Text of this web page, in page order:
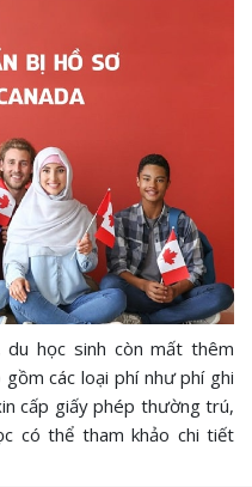
học sinh còn mất thêm
các loại phí như phí ghi
cấp giấy phép thường trú,
có thể tham khảo chi tiết